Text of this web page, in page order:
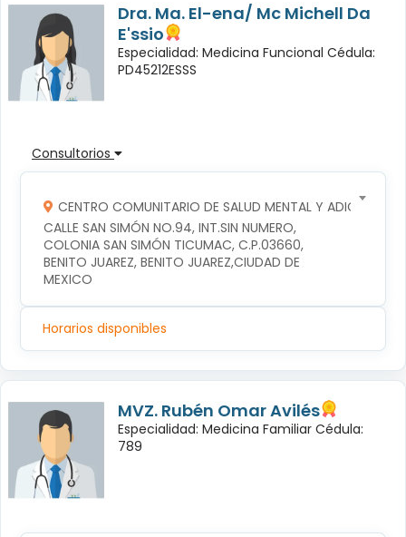
Dra. Ma. El-ena/ Mc Michell Da
E'ssio
Especialidad: Medicina Funcional Cédula:
PD45212ESSS
Consultorios
CENTRO COMUNITARIO DE SALUD MENTAL Y ADICCIONES
CALLE SAN SIMÓN NO.94, INT.SIN NUMERO,
COLONIA SAN SIMÓN TICUMAC, C.P.03660,
BENITO JUAREZ, BENITO JUAREZ,CIUDAD DE
MEXICO
Horarios disponibles
MVZ. Rubén Omar Avilés
Especialidad: Medicina Familiar Cédula:
789